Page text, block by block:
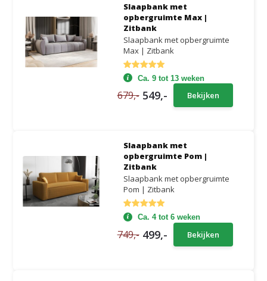
Slaapbank met
opbergruimte Max |
Zitbank
Slaapbank met opbergruimte
Max | Zitbank
Ca. 9 tot 13 weken
679,- 549,- Bekijken
Slaapbank met
opbergruimte Pom |
Zitbank
Slaapbank met opbergruimte
Pom | Zitbank
Ca. 4 tot 6 weken
749,- 499,- Bekijken